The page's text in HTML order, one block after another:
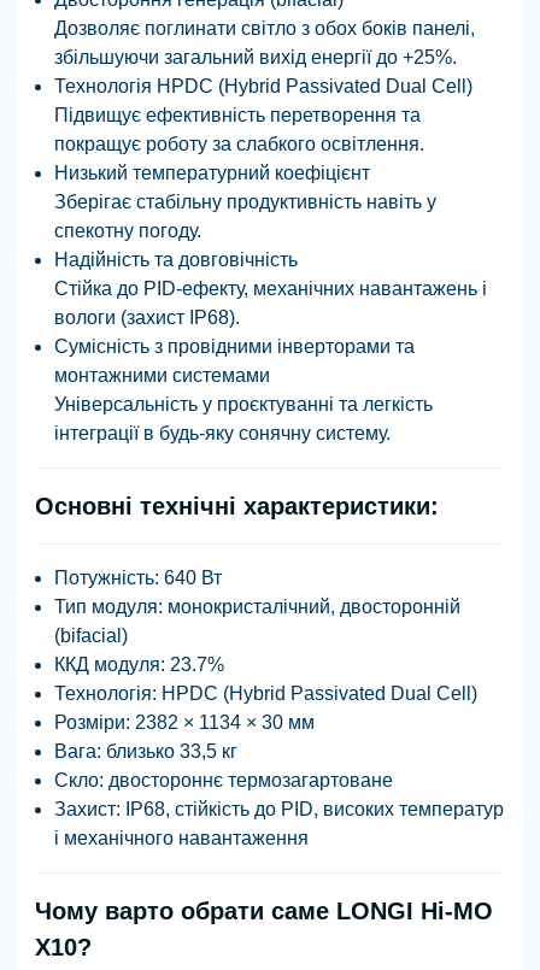
Дозволяє поглинати світло з обох боків панелі,
збільшуючи загальний вихід енергії до +25%.
Технологія HPDC (Hybrid Passivated Dual Cell)
Підвищує ефективність перетворення та
покращує роботу за слабкого освітлення.
Низький температурний коефіцієнт
Зберігає стабільну продуктивність навіть у
спекотну погоду.
Надійність та довговічність
Стійка до PID-ефекту, механічних навантажень і
вологи (захист IP68).
Сумісність з провідними інверторами та
монтажними системами
Універсальність у проєктуванні та легкість
інтеграції в будь-яку сонячну систему.
Основні технічні характеристики:
Потужність: 640 Вт
Тип модуля: монокристалічний, двосторонній
(bifacial)
ККД модуля: 23.7%
Технологія: HPDC (Hybrid Passivated Dual Cell)
Розміри: 2382 × 1134 × 30 мм
Вага: близько 33,5 кг
Скло: двостороннє термозагартоване
Захист: IP68, стійкість до PID, високих температур
і механічного навантаження
Чому варто обрати саме LONGI Hi-MO
X10?